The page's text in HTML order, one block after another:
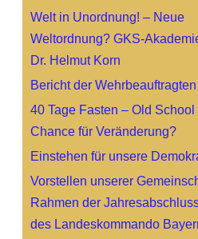
Welt in Unordnung! – Neue
Weltordnung? GKS-
Dr. Helmut Korn
Bericht der
40 Tage Fasten – Old School
Chance für Veränderung?
Einstehen für unsere
Vorstellen unserer
Rahmen der
des Landeskommando